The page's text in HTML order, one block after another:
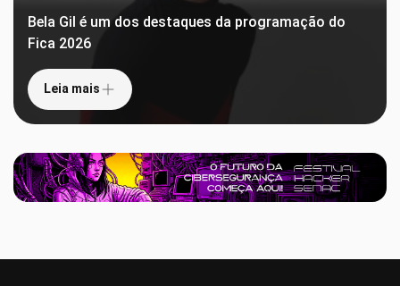
Bela Gil é um dos destaques da programação do
Fica 2026
Leia mais